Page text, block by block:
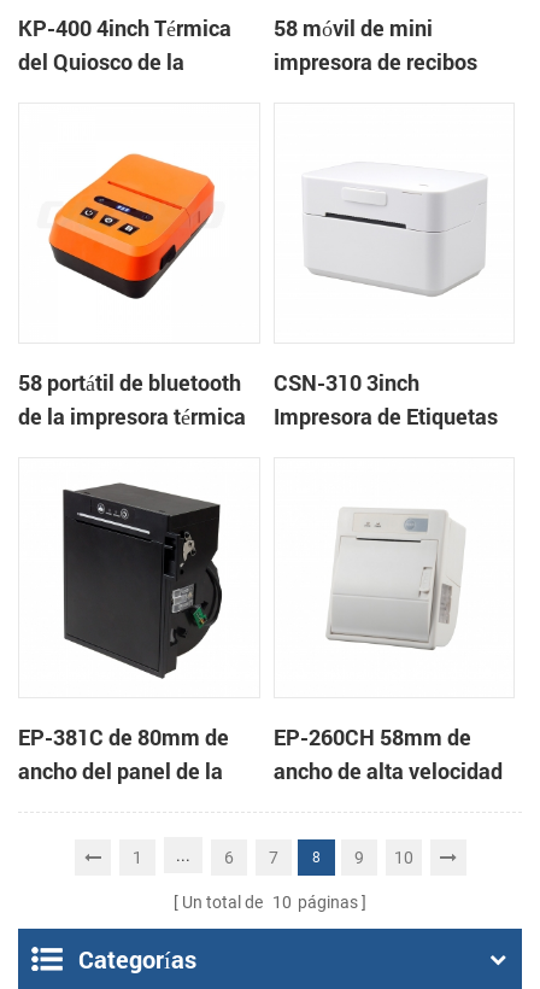
KP-400 4inch Térmica
del Quiosco de la
58 móvil de mini
impresora de recibos
58 portátil de bluetooth
de la impresora térmica
CSN-310 3inch
Impresora de Etiquetas
EP-381C de 80mm de
ancho del panel de la
impresora térmica por
punto de venta
EP-260CH 58mm de
ancho de alta velocidad
mini panel de la
impresora térmica con
auto-cortador
1 ... 6 7 8 9 10
Un total de 10 páginas
Categorías